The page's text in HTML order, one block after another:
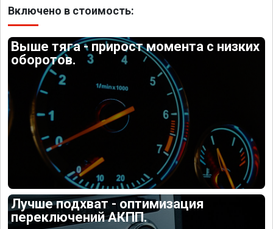
Включено в стоимость:
Выше тяга - прирост момента с низких
оборотов.
Лучше подхват - оптимизация
переключений АКПП.